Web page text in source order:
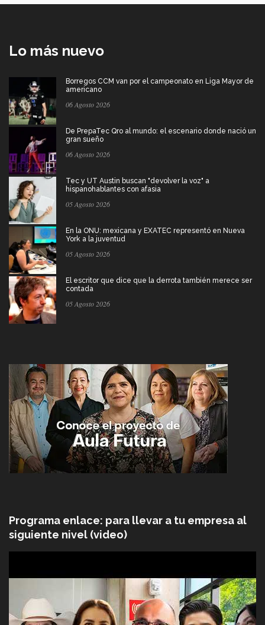
Lo más nuevo
Borregos CCM van por el campeonato en Liga Mayor de
americano
06 Agosto 2026
De PrepaTec Qro al mundo: el escenario donde nació un
gran sueño
06 Agosto 2026
Tec y UT Austin buscan "devolver la voz" a
hispanohablantes con afasia
05 Agosto 2026
En la ONU: mexicana y EXATEC representó en Nueva
York a la juventud
05 Agosto 2026
El escritor que dice que la derrota también merece ser
contada
05 Agosto 2026
Programa enlace: para llevar a tu empresa al
siguiente nivel (video)